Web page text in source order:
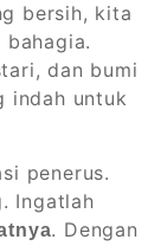
bersih, kita
dan bumi
indah untuk
penerus.
Ingatlah
. Dengan